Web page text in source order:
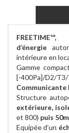
d’énergie
intérieure en
Gamme
[-400Pa]/D2/T3/
Communicante
Structure
extérieure,
et 800) puis
Equipée d’un